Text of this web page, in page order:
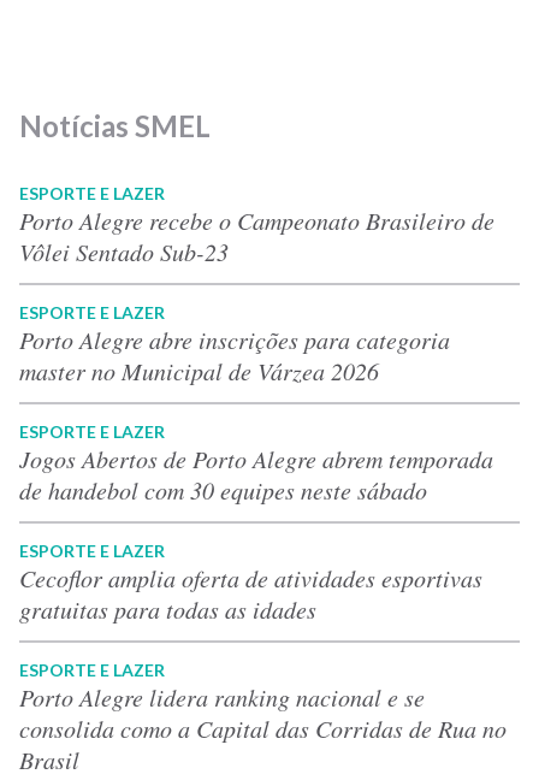
Notícias SMEL
ESPORTE E LAZER
Porto Alegre recebe o Campeonato Brasileiro de
Vôlei Sentado Sub-23
ESPORTE E LAZER
Porto Alegre abre inscrições para categoria
master no Municipal de Várzea 2026
ESPORTE E LAZER
Jogos Abertos de Porto Alegre abrem temporada
de handebol com 30 equipes neste sábado
ESPORTE E LAZER
Cecoflor amplia oferta de atividades esportivas
gratuitas para todas as idades
ESPORTE E LAZER
Porto Alegre lidera ranking nacional e se
consolida como a Capital das Corridas de Rua no
Brasil